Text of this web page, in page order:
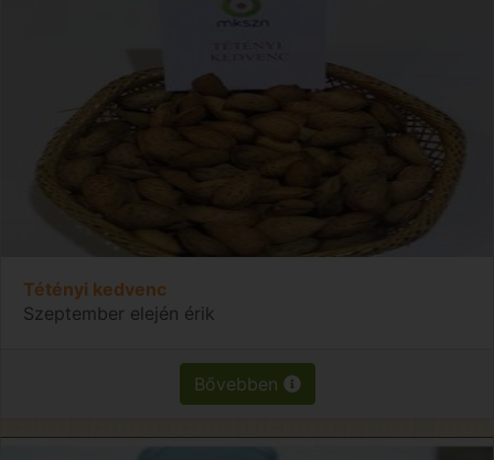
Tétényi kedvenc
Szeptember elején érik
Bővebben